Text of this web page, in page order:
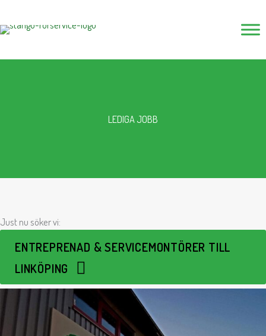
till
LEDIGA JOBB
Just nu söker vi:
ENTREPRENAD & SERVICEMONTÖRER TILL
LINKÖPING